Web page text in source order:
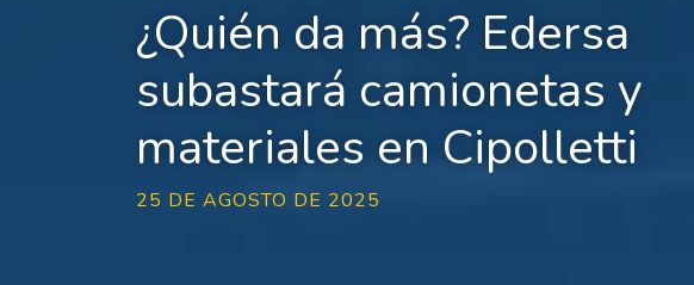
¿Quién da más? Edersa
subastará camionetas y
materiales en Cipolletti
25 DE AGOSTO DE 2025